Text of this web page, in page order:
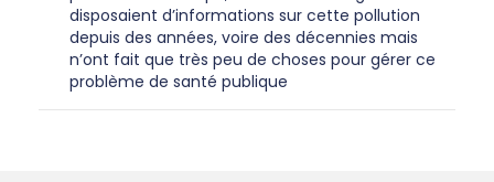
disposaient d’informations sur cette pollution
depuis des années, voire des décennies mais
n’ont fait que très peu de choses pour gérer ce
problème de santé publique